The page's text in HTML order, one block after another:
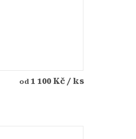
od 1 100 Kč / ks